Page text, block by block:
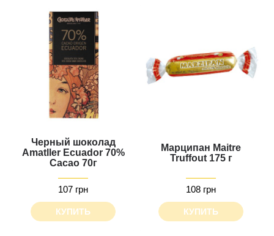
Черный шоколад
Amatller Ecuador 70%
Cacao 70г
107 грн
КУПИТЬ
Марципан Maitre
Truffout 175 г
108 грн
КУПИТЬ